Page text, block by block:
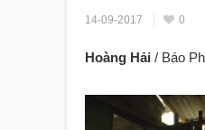
14-09-2017 0
Hoàng Hải / Báo